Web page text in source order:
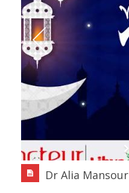
Dr Alia Mansour